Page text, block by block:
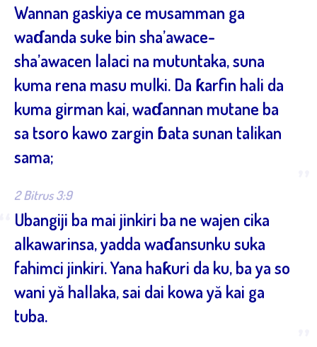
Wannan gaskiya ce musamman ga
waɗanda suke bin sha’awace-
sha’awacen lalaci na mutuntaka, suna
kuma rena masu mulki. Da ƙarfin hali da
kuma girman kai, waɗannan mutane ba
sa tsoro kawo zargin ɓata sunan talikan
sama;
2 Bitrus 3:9
Ubangiji ba mai jinkiri ba ne wajen cika
alkawarinsa, yadda waɗansunku suka
fahimci jinkiri. Yana haƙuri da ku, ba ya so
wani yă hallaka, sai dai kowa yă kai ga
tuba.